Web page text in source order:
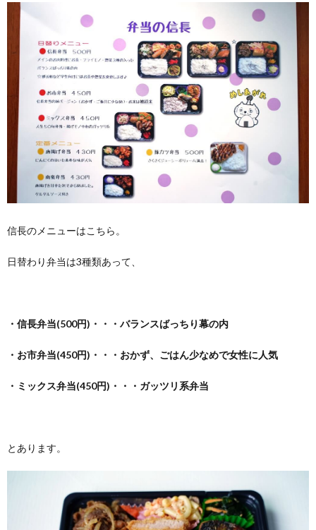
信長のメニューはこちら。
日替わり弁当は3種類あって、
・信長弁当(500円)・・・バランスばっちり幕の内
・お市弁当(450円)・・・おかず、ごはん少なめで女性に人気
・ミックス弁当(450円)・・・ガッツリ系弁当
とあります。